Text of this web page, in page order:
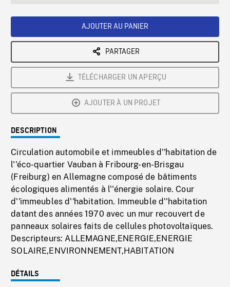
AJOUTER AU PANIER
PARTAGER
TÉLÉCHARGER UN APERÇU
AJOUTER À UN PROJET
DESCRIPTION
Circulation automobile et immeubles d''habitation de
l''éco-quartier Vauban à Fribourg-en-Brisgau
(Freiburg) en Allemagne composé de bâtiments
écologiques alimentés à l''énergie solaire. Cour
d''immeubles d''habitation. Immeuble d''habitation
datant des années 1970 avec un mur recouvert de
panneaux solaires faits de cellules photovoltaïques.
Descripteurs: ALLEMAGNE,ENERGIE,ENERGIE
SOLAIRE,ENVIRONNEMENT,HABITATION
DÉTAILS